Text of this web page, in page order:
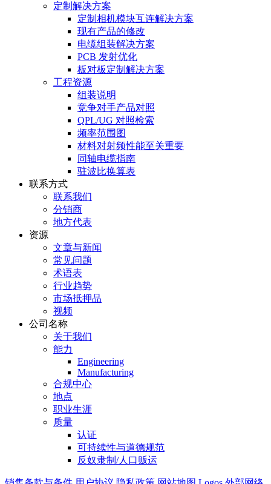
定制解决方案
定制相机模块互连解决方案
现有产品的修改
电缆组装解决方案
PCB 发射优化
板对板定制解决方案
工程资源
组装说明
竞争对手产品对照
QPL/UG 对照检索
频率范围图
材料对射频性能至关重要
同轴电缆指南
驻波比换算表
联系方式
联系我们
分销商
地方代表
资源
文章与新闻
常见问题
术语表
行业趋势
市场抵押品
视频
公司名称
关于我们
能力
Engineering
Manufacturing
合规中心
地点
职业生涯
质量
认证
可持续性与道德规范
反奴隶制/人口贩运